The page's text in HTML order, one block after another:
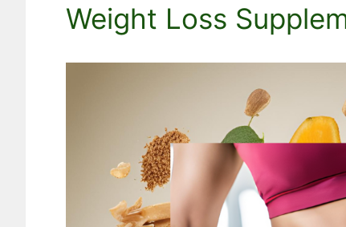
Weight Loss